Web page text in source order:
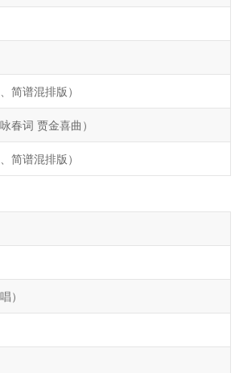
简谱混排版）
春词 贾金喜曲）
简谱混排版）
）